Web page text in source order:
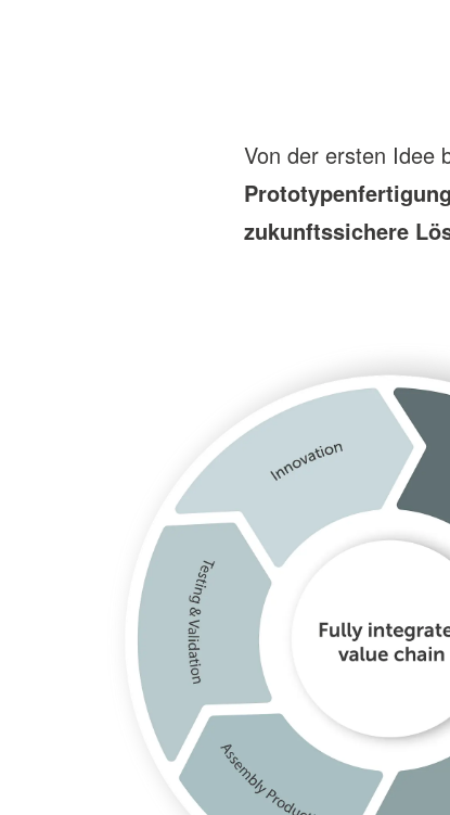
Von der ersten Idee
zukunftssichere